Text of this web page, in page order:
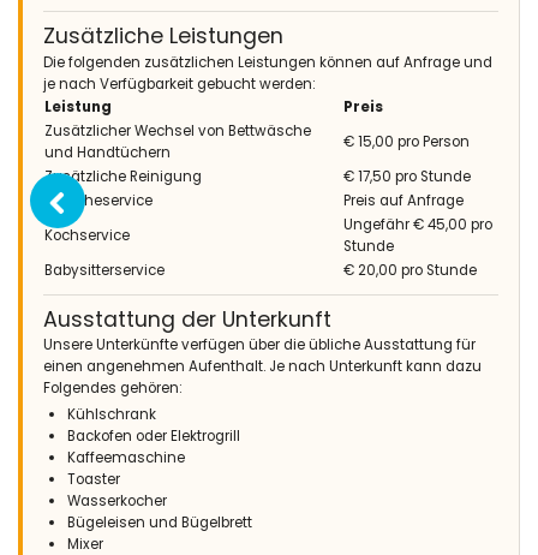
Zusätzliche Leistungen
Die folgenden zusätzlichen Leistungen können auf Anfrage und
je nach Verfügbarkeit gebucht werden:
Leistung
Preis
Zusätzlicher Wechsel von Bettwäsche
und Handtüchern
€ 15,00 pro Person
Zusätzliche Reinigung
€ 17,50 pro Stunde
Wäscheservice
Preis auf Anfrage
Kochservice
Ungefähr € 45,00 pro
Stunde
Babysitterservice
€ 20,00 pro Stunde
Ausstattung der Unterkunft
Unsere Unterkünfte verfügen über die übliche Ausstattung für
einen angenehmen Aufenthalt. Je nach Unterkunft kann dazu
Folgendes gehören:
Kühlschrank
Backofen oder Elektrogrill
Kaffeemaschine
Toaster
Wasserkocher
Bügeleisen und Bügelbrett
Mixer